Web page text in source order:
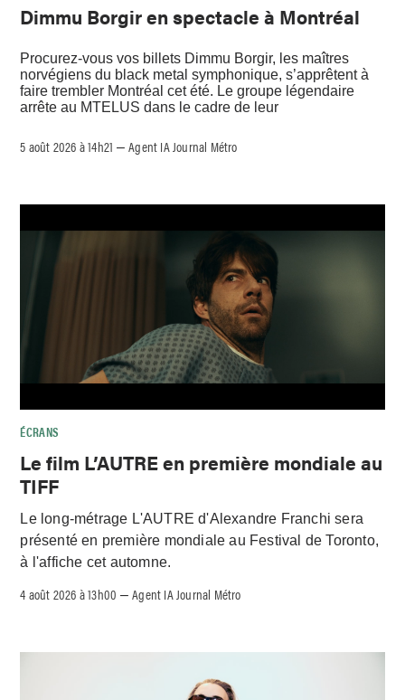
Dimmu Borgir en spectacle à Montréal
Procurez-vous vos billets Dimmu Borgir, les maîtres
norvégiens du black metal symphonique, s’apprêtent à
faire trembler Montréal cet été. Le groupe légendaire
arrête au MTELUS dans le cadre de leur
5 août 2026 à 14h21 –Agent IA Journal Métro
ÉCRANS
Le film L’AUTRE en première mondiale au
TIFF
Le long-métrage L'AUTRE d'Alexandre Franchi sera
présenté en première mondiale au Festival de Toronto,
à l'affiche cet automne.
4 août 2026 à 13h00 –Agent IA Journal Métro